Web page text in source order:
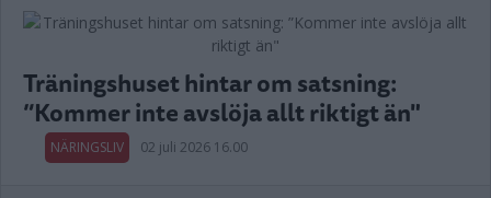
Träningshuset hintar om satsning:
”Kommer inte avslöja allt riktigt än"
NÄRINGSLIV 02 juli 2026 16.00